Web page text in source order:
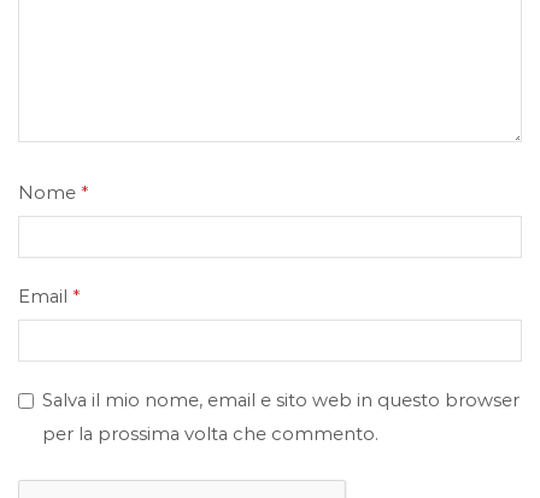
Nome *
Email *
Salva il mio nome, email e sito web in questo browser
per la prossima volta che commento.